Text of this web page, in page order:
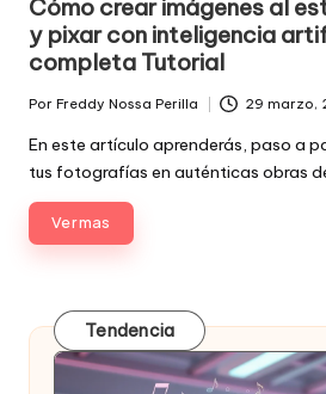
Cómo crear imágenes al
y pixar con inteligencia
completa Tutorial
Publicado
por
Por Freddy Nossa Perilla 29 marzo,
En este artículo aprenderás, paso a
tus fotografías en auténticas obras
Ver mas
Tendencia